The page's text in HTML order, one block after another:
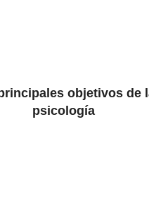
objetivos de
psicología